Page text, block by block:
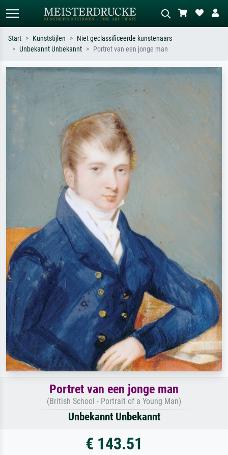
Monet, Sterrennacht, impressionisme,
Beschrijf de scène – bijv. groene
olieverfschilderij, staand naakt naast
Start Kunststijlen
Niet geclassificeerde kunstenaars
Unbekannt Unbekannt
Portret van een jonge man
Portret van een jonge man
(British School - Portrait of a Young Man)
Unbekannt Unbekannt
€ 143.51